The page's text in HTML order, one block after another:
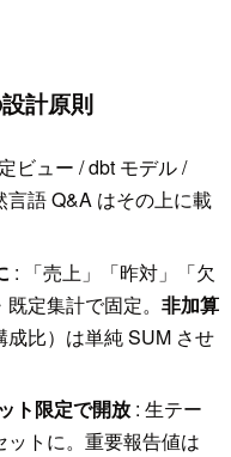
計原則
ビュー / dbt モデル /
語 Q&A はその上に載
: 「売上」「昨対」「欠
既定集計で固定。非加算
成比）は単純 SUM させ
ト限定で開放 : 生テー
トに。重要報告値は